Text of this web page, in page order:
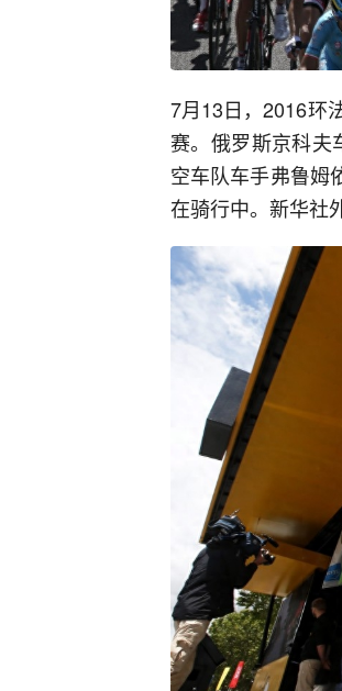
7月13日，2016环
赛。俄罗斯京科夫
空车队车手弗鲁姆
在骑行中。新华社